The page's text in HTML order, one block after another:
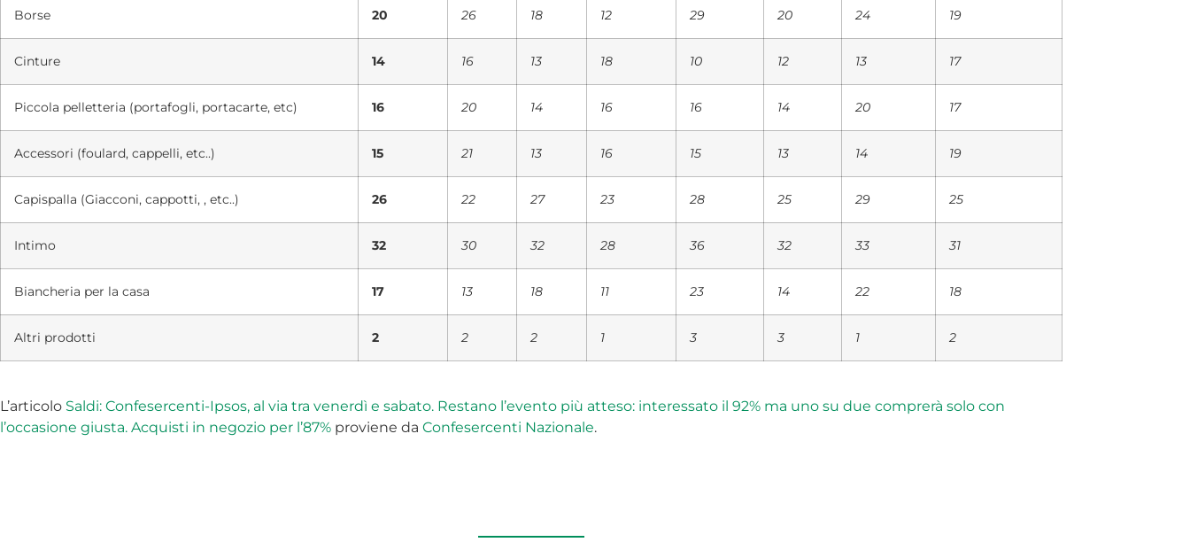
Borse 20 26 18 12 29 20 24 19
Cinture 14 16 13 18 10 12 13 17
Piccola pelletteria (portafogli, portacarte, etc) 16 20 14 16 16 14 20 17
Accessori (foulard, cappelli, etc..) 15 21 13 16 15 13 14 19
Capispalla (Giacconi, cappotti, , etc..) 26 22 27 23 28 25 29 25
Intimo 32 30 32 28 36 32 33 31
Biancheria per la casa 17 13 18 11 23 14 22 18
Altri prodotti 2 2 2 1 3 3 1 2
L’articolo Saldi: Confesercenti-Ipsos, al via tra venerdì e sabato. Restano l’evento più atteso: interessato il 92% ma uno su due comprerà solo con
l’occasione giusta. Acquisti in negozio per l’87% proviene da Confesercenti Nazionale.